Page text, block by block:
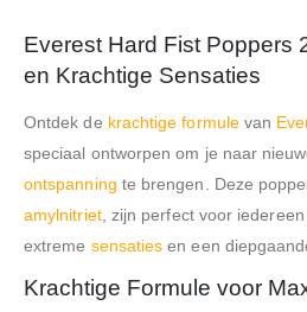
Everest Hard Fist Poppers
en Krachtige Sensaties
Ontdek de krachtige formulevan
speciaal ontworpen om je naar
ontspanning te brengen. Deze
amylnitriet, zijn perfect voor
extreme sensaties en een
Krachtige Formule voor